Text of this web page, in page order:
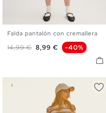
Falda pantalón con cremallera
Precio base
14,99 € Precio
8,99 € -40%